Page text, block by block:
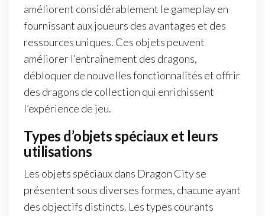
améliorent considérablement le gameplay en
fournissant aux joueurs des avantages et des
ressources uniques. Ces objets peuvent
améliorer l’entraînement des dragons,
débloquer de nouvelles fonctionnalités et offrir
des dragons de collection qui enrichissent
l’expérience de jeu.
Types d’objets spéciaux et leurs
utilisations
Les objets spéciaux dans Dragon City se
présentent sous diverses formes, chacune ayant
des objectifs distincts. Les types courants